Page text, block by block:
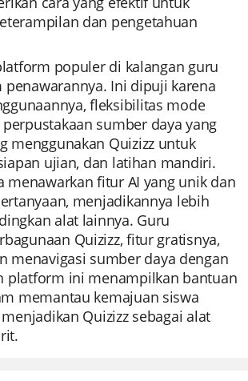
dan pengetahuan
populer di kalangan guru
penawarannya. Ini dipuji karena
fleksibilitas mode
sumber daya yang
menggunakan Quizizz untuk
ujian, dan latihan mandiri.
menawarkan fitur AI yang unik dan
menjadikannya lebih
alat lainnya. Guru
Quizizz, fitur gratisnya,
menavigasi sumber daya dengan
platform ini menampilkan bantuan
memantau kemajuan siswa
Quizizz sebagai alat